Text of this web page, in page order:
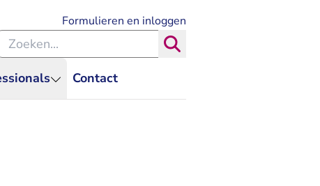
Contact
Formulieren en inloggen
binnen de Rechtspraak